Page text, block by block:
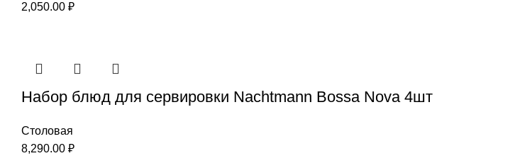
2,050.00 ₽
Набор блюд для сервировки Nachtmann Bossa Nova 4шт
Столовая
8,290.00 ₽